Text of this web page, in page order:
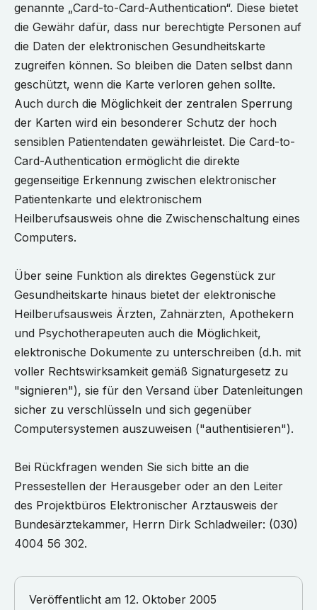
genannte „Card-to-Card-Authentication“. Diese bietet
die Gewähr dafür, dass nur berechtigte Personen auf
die Daten der elektronischen Gesundheitskarte
zugreifen können. So bleiben die Daten selbst dann
geschützt, wenn die Karte verloren gehen sollte.
Auch durch die Möglichkeit der zentralen Sperrung
der Karten wird ein besonderer Schutz der hoch
sensiblen Patientendaten gewährleistet. Die Card-to-
Card-Authentication ermöglicht die direkte
gegenseitige Erkennung zwischen elektronischer
Patientenkarte und elektronischem
Heilberufsausweis ohne die Zwischenschaltung eines
Computers.
Über seine Funktion als direktes Gegenstück zur
Gesundheitskarte hinaus bietet der elektronische
Heilberufsausweis Ärzten, Zahnärzten, Apothekern
und Psychotherapeuten auch die Möglichkeit,
elektronische Dokumente zu unterschreiben (d.h. mit
voller Rechtswirksamkeit gemäß Signaturgesetz zu
"signieren"), sie für den Versand über Datenleitungen
sicher zu verschlüsseln und sich gegenüber
Computersystemen auszuweisen ("authentisieren").
Bei Rückfragen wenden Sie sich bitte an die
Pressestellen der Herausgeber oder an den Leiter
des Projektbüros Elektronischer Arztausweis der
Bundesärztekammer, Herrn Dirk Schladweiler: (030)
4004 56 302.
Veröffentlicht am 12. Oktober 2005